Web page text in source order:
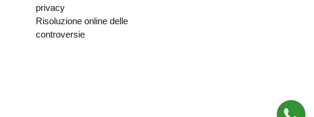
privacy
Risoluzione online delle
controversie